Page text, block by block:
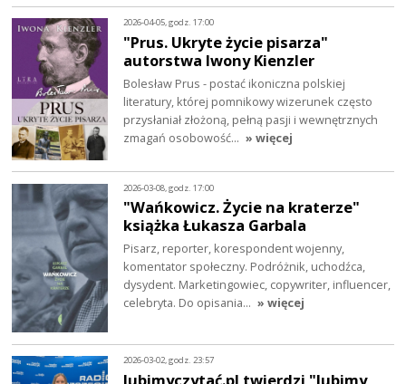
2026-04-05, godz. 17:00
"Prus. Ukryte życie pisarza"
autorstwa Iwony Kienzler
Bolesław Prus - postać ikoniczna polskiej
literatury, której pomnikowy wizerunek często
przysłaniał złożoną, pełną pasji i wewnętrznych
zmagań osobowość… » więcej
2026-03-08, godz. 17:00
"Wańkowicz. Życie na kraterze"
książka Łukasza Garbala
Pisarz, reporter, korespondent wojenny,
komentator społeczny. Podróżnik, uchodźca,
dysydent. Marketingowiec, copywriter, influencer,
celebryta. Do opisania… » więcej
2026-03-02, godz. 23:57
lubimyczytać.pl twierdzi "lubimy